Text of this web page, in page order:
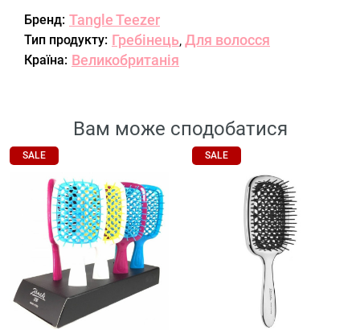
Бренд: Tangle Teezer
Тип продукту: Гребінець, Для волосся
Країна: Великобританія
Вам може сподобатися
SALE SALE